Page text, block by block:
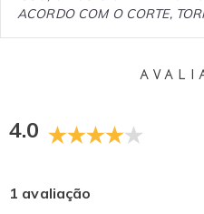
ACORDO COM O CORTE,
4.0
1 avaliação